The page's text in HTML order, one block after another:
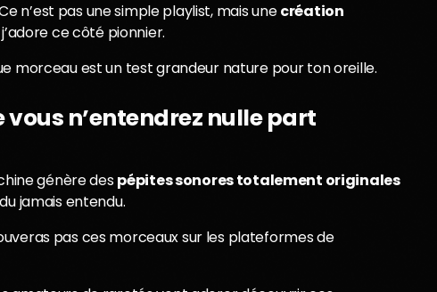
n’est pas une simple playlist, mais unecréation
j’adore ce côté pionnier.
morceau est un test grandeur nature pour ton oreille.
n’entendrez nulle part
génère despépites sonores totalement originales
jamais entendu.
pas ces morceaux sur les plateformes de